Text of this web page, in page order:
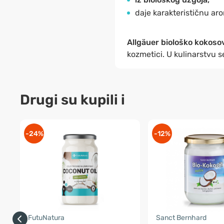
daje karakterističnu
Allgäuer biološko
kozmetici. U kulinarstvu
Drugi su kupili i
-24%
FutuNatura
-12%
Sanct Bernhard